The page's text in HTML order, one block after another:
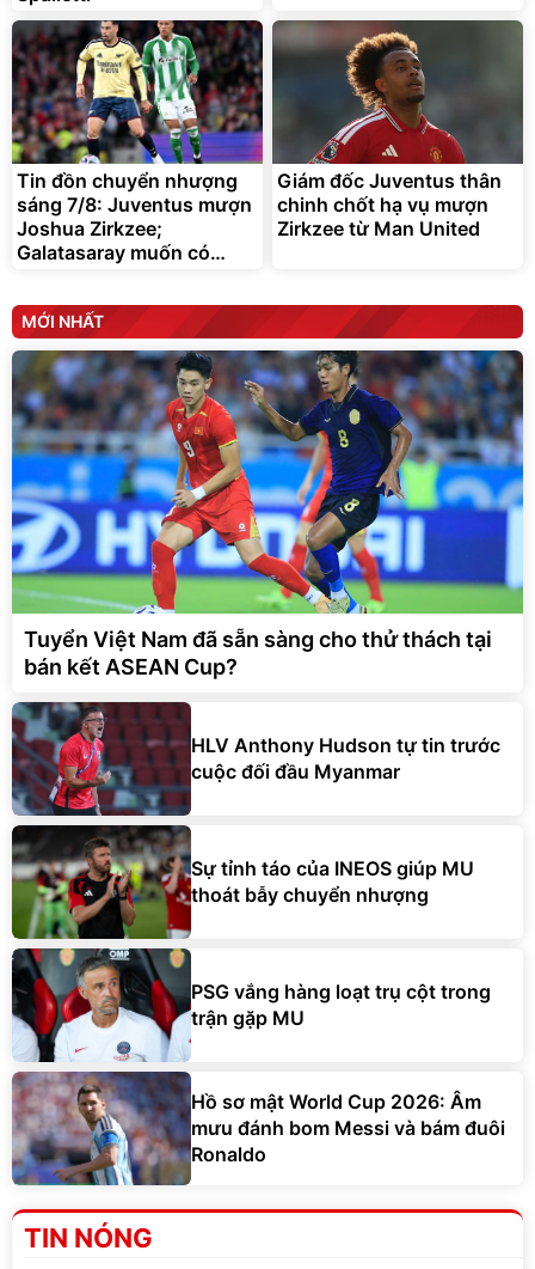
Tin đồn chuyển nhượng
sáng 7/8: Juventus mượn
Joshua Zirkzee;
Galatasaray muốn có
Giám đốc Juventus thân
chinh chốt hạ vụ mượn
Zirkzee từ Man United
MỚI NHẤT
Tuyển Việt Nam đã sẵn sàng cho thử thách tại
bán kết ASEAN Cup?
HLV Anthony Hudson tự tin trước
cuộc đối đầu Myanmar
Sự tỉnh táo của INEOS giúp MU
thoát bẫy chuyển nhượng
PSG vắng hàng loạt trụ cột trong
trận gặp MU
Hồ sơ mật World Cup 2026: Âm
mưu đánh bom Messi và bám đuôi
Ronaldo
TIN NÓNG